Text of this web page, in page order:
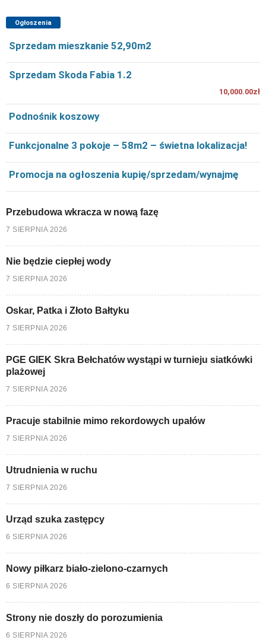
Ogłoszenia
Sprzedam mieszkanie 52,90m2
Sprzedam Skoda Fabia 1.2
10,000.00zł
Podnośnik koszowy
Funkcjonalne 3 pokoje – 58m2 – świetna lokalizacja!
Promocja na ogłoszenia kupię/sprzedam/wynajmę
Przebudowa wkracza w nową fazę
7 SIERPNIA 2026
Nie będzie ciepłej wody
7 SIERPNIA 2026
Oskar, Patka i Złoto Bałtyku
7 SIERPNIA 2026
PGE GIEK Skra Bełchatów wystąpi w turnieju siatkówki
plażowej
7 SIERPNIA 2026
Pracuje stabilnie mimo rekordowych upałów
7 SIERPNIA 2026
Utrudnienia w ruchu
7 SIERPNIA 2026
Urząd szuka zastępcy
6 SIERPNIA 2026
Nowy piłkarz biało-zielono-czarnych
6 SIERPNIA 2026
Strony nie doszły do porozumienia
6 SIERPNIA 2026